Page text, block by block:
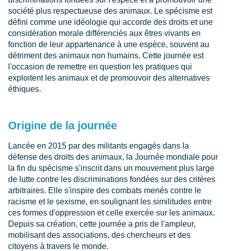
société plus respectueuse des animaux. Le spécisme est
défini comme une idéologie qui accorde des droits et une
considération morale différenciés aux êtres vivants en
fonction de leur appartenance à une espèce, souvent au
détriment des animaux non humains. Cette journée est
l'occasion de remettre en question les pratiques qui
exploitent les animaux et de promouvoir des alternatives
éthiques.
Origine de la journée
Lancée en 2015 par des militants engagés dans la
défense des droits des animaux, la Journée mondiale pour
la fin du spécisme s'inscrit dans un mouvement plus large
de lutte contre les discriminations fondées sur des critères
arbitraires. Elle s'inspire des combats menés contre le
racisme et le sexisme, en soulignant les similitudes entre
ces formes d'oppression et celle exercée sur les animaux.
Depuis sa création, cette journée a pris de l'ampleur,
mobilisant des associations, des chercheurs et des
citoyens à travers le monde.